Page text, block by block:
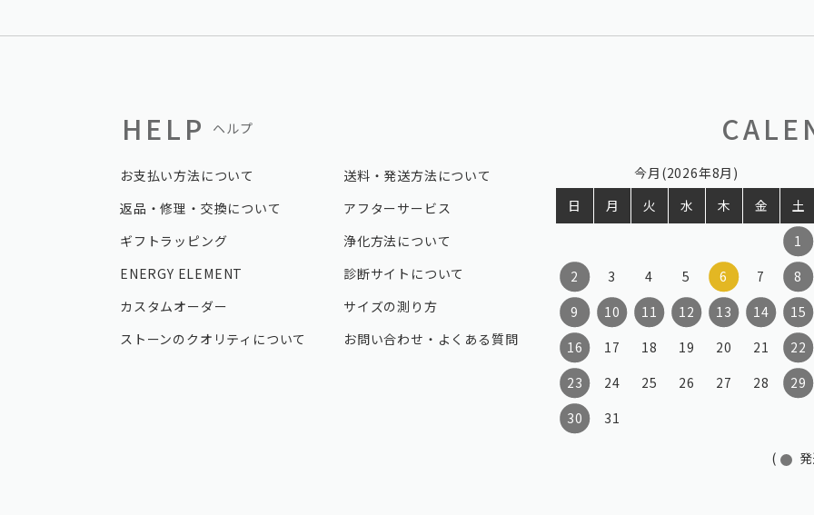
HELP ヘルプ
お支払い方法について
送料・発送方法について
返品・修理・交換について
アフターサービス
ギフトラッピング
浄化方法について
ENERGY ELEMENT
診断サイトについて
カスタムオーダー
サイズの測り方
ストーンのクオリティについて
お問い合わせ・よくある質問
今月(2026年8月)
日
月 火 水 木 金
土
1
2
3 4 5 6 7
8
9
10 11 12 13 14
15
16
17 18 19 20 21
22
23
24 25 26 27 28
29
30
31
( 発